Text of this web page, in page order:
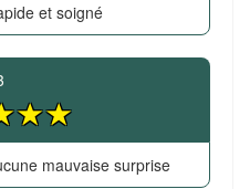
et soigné
mauvaise surprise